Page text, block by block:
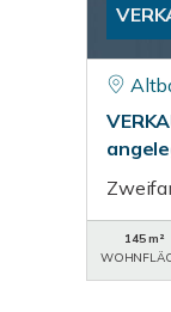
145 m²